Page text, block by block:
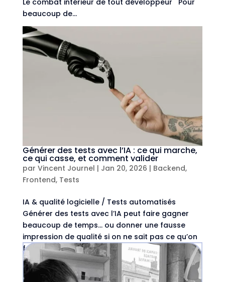
Le combat intérieur de tout développeur Pour
beaucoup de...
Générer des tests avec l’IA : ce qui marche,
ce qui casse, et comment valider
par Vincent Journel | Jan 20, 2026 | Backend,
Frontend, Tests
IA & qualité logicielle / Tests automatisés
Générer des tests avec l’IA peut faire gagner
beaucoup de temps… ou donner une fausse
impression de qualité si on ne sait pas ce qu’on
fait. Pourquoi tout le monde veut générer des
tests avec l’IA Écrire des tests est...